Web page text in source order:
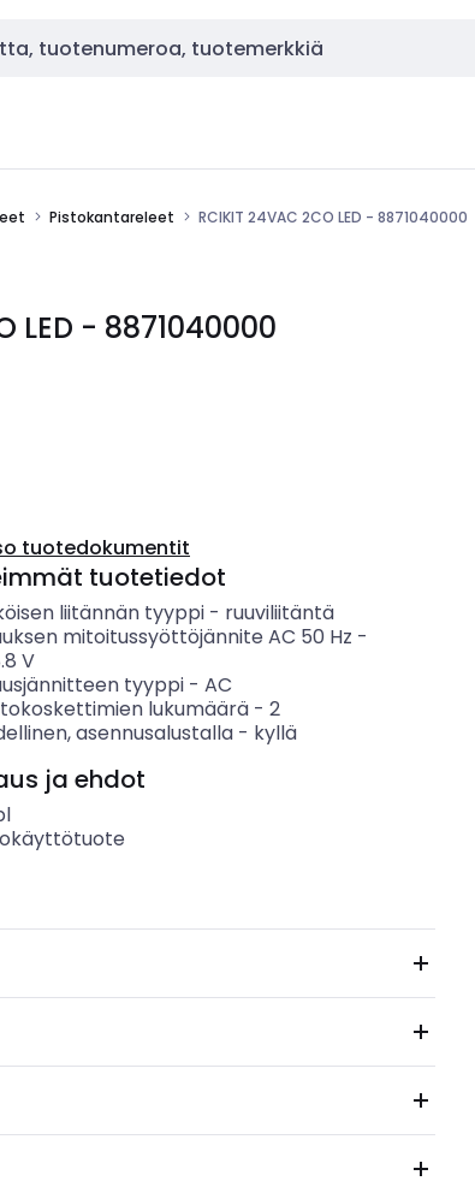
Pistokantareleet RCIKIT 24VAC 2CO LED - 8871040000
LED - 8871040000
tuotedokumentit
tuotetiedot
liitännän tyyppi- ruuviliitäntä
mitoitussyöttöjännite AC 50 Hz -
V
tyyppi- AC
lukumäärä- 2
asennusalustalla- kyllä
ja ehdot